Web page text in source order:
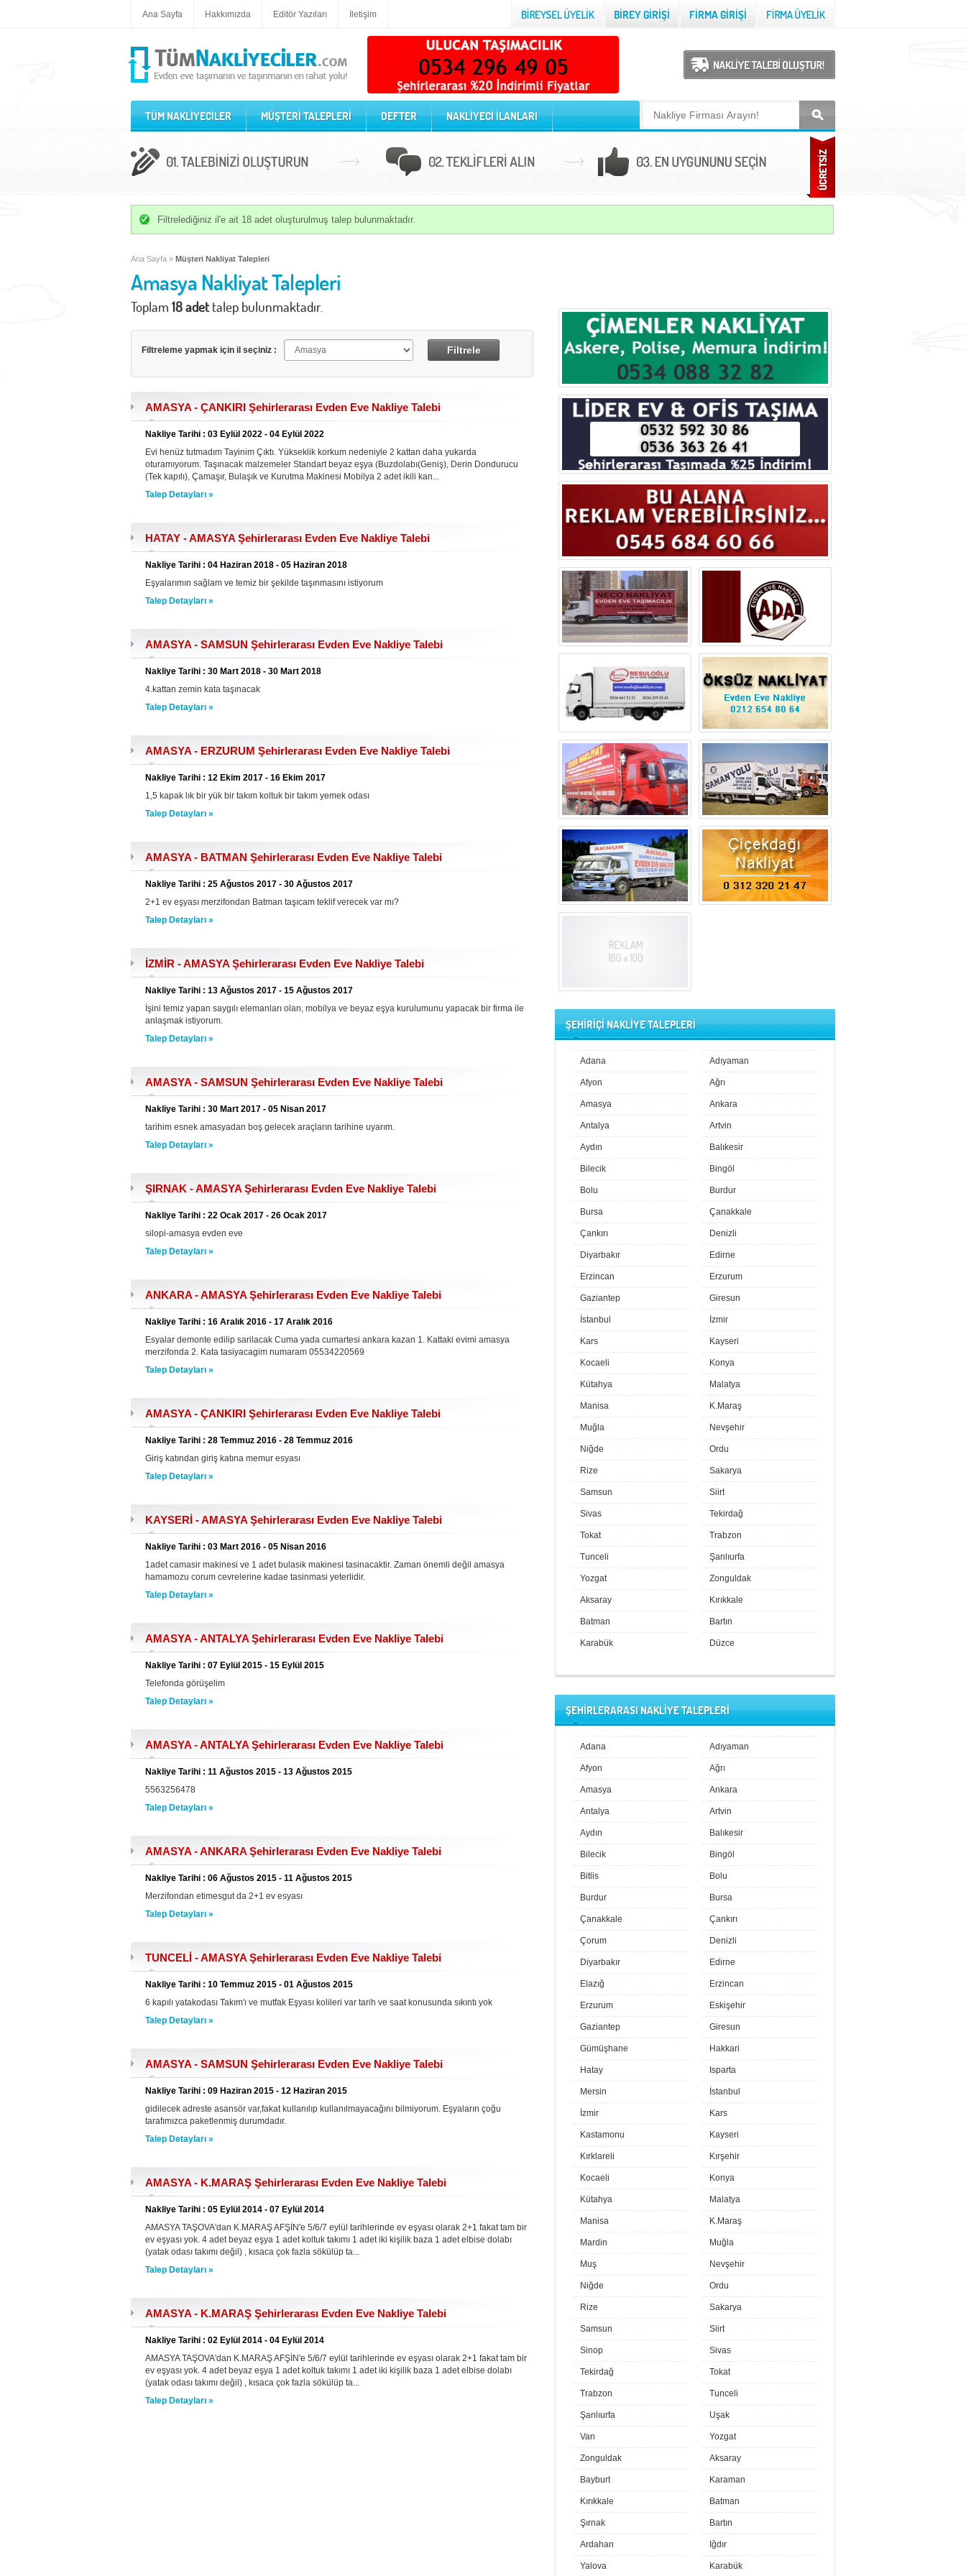
Ana Sayfa Hakkımızda Editör Yazıları İletişim
TÜM NAKLİYECİLER MÜŞTERİ TALEPLERİ DEFTER NAKLİYECİ İLANLARI
Filtrelediğiniz il'e ait 18 adet oluşturulmuş talep bulunmaktadır.
Ana Sayfa » Müşteri Nakliyat Talepleri
Amasya Nakliyat Talepleri
Toplam 18 adettalep bulunmaktadır.
Filtreleme yapmak için il seçiniz :
AMASYA - ÇANKIRI Şehirlerarası Evden Eve Nakliye Talebi
Nakliye Tarihi : 03 Eylül 2022 - 04 Eylül 2022
Evi henüz tutmadım Tayinim Çıktı. Yükseklik korkum nedeniyle 2 kattan daha yukarda
oturamıyorum. Taşınacak malzemeler Standart beyaz eşya (Buzdolabı(Geniş), Derin Dondurucu
(Tek kapılı), Çamaşır, Bulaşık ve Kurutma Makinesi Mobilya 2 adet ikili kan...
Talep Detayları »
HATAY - AMASYA Şehirlerarası Evden Eve Nakliye Talebi
Nakliye Tarihi : 04 Haziran 2018 - 05 Haziran 2018
Eşyalarımın sağlam ve temiz bir şekilde taşınmasını istiyorum
Talep Detayları »
AMASYA - SAMSUN Şehirlerarası Evden Eve Nakliye Talebi
Nakliye Tarihi : 30 Mart 2018 - 30 Mart 2018
4.kattan zemin kata taşınacak
Talep Detayları »
AMASYA - ERZURUM Şehirlerarası Evden Eve Nakliye Talebi
Nakliye Tarihi : 12 Ekim 2017 - 16 Ekim 2017
1,5 kapak lık bir yük bir takım koltuk bir takım yemek odası
Talep Detayları »
AMASYA - BATMAN Şehirlerarası Evden Eve Nakliye Talebi
Nakliye Tarihi : 25 Ağustos 2017 - 30 Ağustos 2017
2+1 ev eşyası merzifondan Batman taşıcam teklif verecek var mı?
Talep Detayları »
İZMİR - AMASYA Şehirlerarası Evden Eve Nakliye Talebi
Nakliye Tarihi : 13 Ağustos 2017 - 15 Ağustos 2017
İşini temiz yapan saygılı elemanları olan, mobilya ve beyaz eşya kurulumunu yapacak bir firma ile
anlaşmak istiyorum.
Talep Detayları »
AMASYA - SAMSUN Şehirlerarası Evden Eve Nakliye Talebi
Nakliye Tarihi : 30 Mart 2017 - 05 Nisan 2017
tarihim esnek amasyadan boş gelecek araçların tarihine uyarım.
Talep Detayları »
ŞIRNAK - AMASYA Şehirlerarası Evden Eve Nakliye Talebi
Nakliye Tarihi : 22 Ocak 2017 - 26 Ocak 2017
silopi-amasya evden eve
Talep Detayları »
ANKARA - AMASYA Şehirlerarası Evden Eve Nakliye Talebi
Nakliye Tarihi : 16 Aralık 2016 - 17 Aralık 2016
Esyalar demonte edilip sarilacak Cuma yada cumartesi ankara kazan 1. Kattaki evimi amasya
merzifonda 2. Kata tasiyacagim numaram 05534220569
Talep Detayları »
AMASYA - ÇANKIRI Şehirlerarası Evden Eve Nakliye Talebi
Nakliye Tarihi : 28 Temmuz 2016 - 28 Temmuz 2016
Giriş katından giriş katına memur esyası
Talep Detayları »
KAYSERİ - AMASYA Şehirlerarası Evden Eve Nakliye Talebi
Nakliye Tarihi : 03 Mart 2016 - 05 Nisan 2016
1adet camasir makinesi ve 1 adet bulasik makinesi tasinacaktir. Zaman önemli değil amasya
hamamozu corum cevrelerine kadae tasinmasi yeterlidir.
Talep Detayları »
AMASYA - ANTALYA Şehirlerarası Evden Eve Nakliye Talebi
Nakliye Tarihi : 07 Eylül 2015 - 15 Eylül 2015
Telefonda görüşelim
Talep Detayları »
AMASYA - ANTALYA Şehirlerarası Evden Eve Nakliye Talebi
Nakliye Tarihi : 11 Ağustos 2015 - 13 Ağustos 2015
5563256478
Talep Detayları »
AMASYA - ANKARA Şehirlerarası Evden Eve Nakliye Talebi
Nakliye Tarihi : 06 Ağustos 2015 - 11 Ağustos 2015
Merzifondan etimesgut da 2+1 ev esyası
Talep Detayları »
TUNCELİ - AMASYA Şehirlerarası Evden Eve Nakliye Talebi
Nakliye Tarihi : 10 Temmuz 2015 - 01 Ağustos 2015
6 kapılı yatakodası Takım'ı ve mutfak Eşyası kolileri var tarih ve saat konusunda sıkıntı yok
Talep Detayları »
AMASYA - SAMSUN Şehirlerarası Evden Eve Nakliye Talebi
Nakliye Tarihi : 09 Haziran 2015 - 12 Haziran 2015
gidilecek adreste asansör var,fakat kullanılıp kullanılmayacağını bilmiyorum. Eşyaların çoğu
tarafımızca paketlenmiş durumdadır.
Talep Detayları »
AMASYA - K.MARAŞ Şehirlerarası Evden Eve Nakliye Talebi
Nakliye Tarihi : 05 Eylül 2014 - 07 Eylül 2014
AMASYA TAŞOVA'dan K.MARAŞ AFŞİN'e 5/6/7 eylül tarihlerinde ev eşyası olarak 2+1 fakat tam bir
ev eşyası yok. 4 adet beyaz eşya 1 adet koltuk takımı 1 adet iki kişilik baza 1 adet elbise dolabı
(yatak odası takımı değil) , kısaca çok fazla sökülüp ta...
Talep Detayları »
AMASYA - K.MARAŞ Şehirlerarası Evden Eve Nakliye Talebi
Nakliye Tarihi : 02 Eylül 2014 - 04 Eylül 2014
AMASYA TAŞOVA'dan K.MARAŞ AFŞİN'e 5/6/7 eylül tarihlerinde ev eşyası olarak 2+1 fakat tam bir
ev eşyası yok. 4 adet beyaz eşya 1 adet koltuk takımı 1 adet iki kişilik baza 1 adet elbise dolabı
(yatak odası takımı değil) , kısaca çok fazla sökülüp ta...
Talep Detayları »
ŞEHİRİÇİ NAKLİYE TALEPLERİ
Adana Adıyaman
Afyon Ağrı
Amasya Ankara
Antalya Artvin
Aydın Balıkesir
Bilecik Bingöl
Bolu Burdur
Bursa Çanakkale
Çankırı Denizli
Diyarbakır Edirne
Erzincan Erzurum
Gaziantep Giresun
İstanbul İzmir
Kars Kayseri
Kocaeli Konya
Kütahya Malatya
Manisa K.Maraş
Muğla Nevşehir
Niğde Ordu
Rize Sakarya
Samsun Siirt
Sivas Tekirdağ
Tokat Trabzon
Tunceli Şanlıurfa
Yozgat Zonguldak
Aksaray Kırıkkale
Batman Bartın
Karabük Düzce
ŞEHİRLERARASI NAKLİYE TALEPLERİ
Adana Adıyaman
Afyon Ağrı
Amasya Ankara
Antalya Artvin
Aydın Balıkesir
Bilecik Bingöl
Bitlis Bolu
Burdur Bursa
Çanakkale Çankırı
Çorum Denizli
Diyarbakır Edirne
Elazığ Erzincan
Erzurum Eskişehir
Gaziantep Giresun
Gümüşhane Hakkari
Hatay Isparta
Mersin İstanbul
İzmir Kars
Kastamonu Kayseri
Kırklareli Kırşehir
Kocaeli Konya
Kütahya Malatya
Manisa K.Maraş
Mardin Muğla
Muş Nevşehir
Niğde Ordu
Rize Sakarya
Samsun Siirt
Sinop Sivas
Tekirdağ Tokat
Trabzon Tunceli
Şanlıurfa Uşak
Van Yozgat
Zonguldak Aksaray
Bayburt Karaman
Kırıkkale Batman
Şırnak Bartın
Ardahan Iğdır
Yalova Karabük